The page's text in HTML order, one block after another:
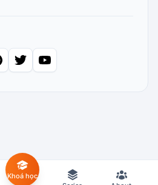
twitteryoutube
Khoá học